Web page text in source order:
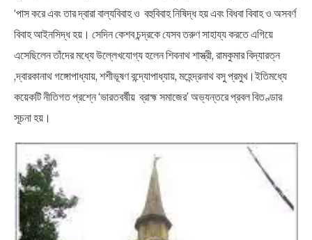
‘পাস করে এবং তার দ্বারা বাল্যবিবাহ ও বহুবিবাহ নিষিদ্ধ হয় এবং বিধবা বিবাহ ও অসবর্ণ
বিবাহ আইনসিদ্ধ হয়। সেদিন কেশব চন্দ্রকে যেসব তরুণ সাহায্য করতে এগিয়ে
এসেছিলেন তাঁদের মধ্যে উল্লেখযোগ্য হলেন শিবনাথ শাস্ত্রী, রামকুমার বিদ্যারত্ন
,দ্বারকানাথ গঙ্গোপাধ্যায়, শশীভূষণ বন্দ্যোপাধ্যায়, মহেন্দ্রনাথ বসু প্রমুখ।ইতিমধ্যে
কয়েকটি নীতিগত প্রশ্নে ‘ভারতবর্ষীয় ব্রাহ্ম সমাজের’ অভ্যন্তরে প্রবল বিতণ্ডার
সূচনা হয়।